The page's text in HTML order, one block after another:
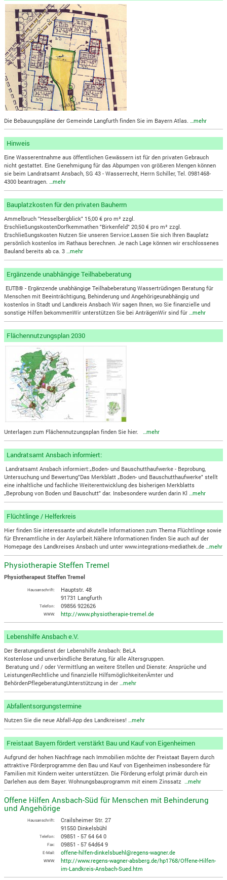
Die Bebauungspläne der Gemeinde Langfurth finden Sie im Bayern Atlas. …mehr
Hinweis
Eine Wasserentnahme aus öffentlichen Gewässern ist für den privaten Gebrauch
nicht gestattet. Eine Genehmigung für das Abpumpen von größeren Mengen können
sie beim Landratsamt Ansbach, SG 43 - Wasserrecht, Herrn Schiller, Tel. 0981468-
4300 beantragen.…mehr
Bauplatzkosten für den privaten Bauherrn
Ammelbruch "Hesselbergblick" 15,00 € pro m² zzgl.
ErschließungskostenDorfkemmathen "Birkenfeld" 20,50 € pro m² zzgl.
Erschließungskosten Nutzen Sie unseren Service:Lassen Sie sich Ihren Bauplatz
persönlich kostenlos im Rathaus berechnen. Je nach Lage können wir erschlossenes
Bauland bereits ab ca. 3…mehr
Ergänzende unabhängige Teilhabeberatung
EUTB® - Ergänzende unabhängige Teilhabeberatung Wassertrüdingen Beratung für
Menschen mit Beeinträchtigung, Behinderung und Angehörigeunabhängig und
kostenlos in Stadt und Landkreis Ansbach Wir sagen Ihnen, wo Sie finanzielle und
sonstige Hilfen bekommenWir unterstützen Sie bei AnträgenWir sind für…mehr
Flächennutzungsplan 2030
Unterlagen zum Flächennutzungsplan finden Sie hier.…mehr
Landratsamt Ansbach informiert:
Landratsamt Ansbach informiert:„Boden- und Bauschutthaufwerke - Beprobung,
Untersuchung und Bewertung"Das Merkblatt „Boden- und Bauschutthaufwerke" stellt
eine inhaltliche und fachliche Weiterentwicklung des bisherigen Merkblatts
„Beprobung von Boden und Bauschutt" dar. Insbesondere wurden darin Kl…mehr
Flüchtlinge / Helferkreis
Hier finden Sie interessante und akutelle Informationen zum Thema Flüchtlinge sowie
für Ehrenamtliche in der Asylarbeit.Nähere Informationen finden Sie auch auf der
Homepage des Landkreises Ansbach und unter www.integrations-mediathek.de…mehr
Physiotherapie Steffen Tremel
Physiotherapeut Steffen Tremel
Hausanschrift:
Hauptstr. 48
91731 Langfurth
Telefon: 09856 922626
WWW: http://www.physiotherapie-tremel.de
Lebenshilfe Ansbach e.V.
Der Beratungsdienst der Lebenshilfe Ansbach: BeLA
Kostenlose und unverbindliche Beratung, für alle Altersgruppen.
Beratung und / oder Vermittlung an weitere Stellen und Dienste: Ansprüche und
LeistungenRechtliche und finanzielle HilfsmöglichkeitenÄmter und
BehördenPflegeberatungUnterstützung in der…mehr
Abfallentsorgungstermine
Nutzen Sie die neue Abfall-App des Landkreises!…mehr
Freistaat Bayern fördert verstärkt Bau und Kauf von Eigenheimen
Aufgrund der hohen Nachfrage nach Immobilien möchte der Freistaat Bayern durch
attraktive Förderprogramme den Bau und Kauf von Eigenheimen insbesondere für
Familien mit Kindern weiter unterstützen. Die Förderung erfolgt primär durch ein
Darlehen aus dem Bayer. Wohnungsbauprogramm mit einem Zinssatz…mehr
Offene Hilfen Ansbach-Süd für Menschen mit Behinderung
und Angehörige
Hausanschrift:
Crailsheimer Str. 27
91550 Dinkelsbühl
Telefon: 09851 - 57 64 64 0
Fax: 09851 - 57 64d64 9
E-Mail: offene-hilfen-dinkelsbuehl@regens-wagner.de
WWW:
http://www.regens-wagner-absberg.de/hp1768/Offene-Hilfen-
im-Landkreis-Ansbach-Sued.htm